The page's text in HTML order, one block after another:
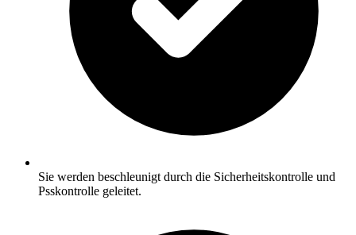
Sie werden beschleunigt durch die Sicherheitskontrolle und
Psskontrolle geleitet.